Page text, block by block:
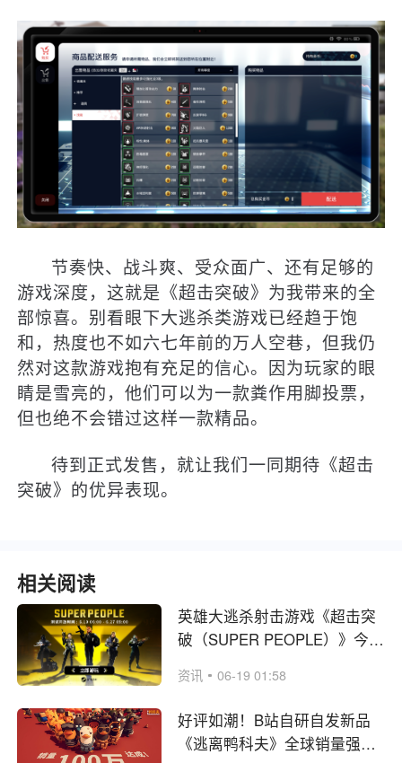
节奏快、战斗爽、受众面广、还有足够的
游戏深度，这就是《超击突破》为我带来的全
部惊喜。别看眼下大逃杀类游戏已经趋于饱
和，热度也不如六七年前的万人空巷，但我仍
然对这款游戏抱有充足的信心。因为玩家的眼
睛是雪亮的，他们可以为一款粪作用脚投票，
但也绝不会错过这样一款精品。
待到正式发售，就让我们一同期待《超击
突破》的优异表现。
相关阅读
英雄大逃杀射击游戏《超击突
破（SUPER PEOPLE）》今日
资讯 06-19 01:58
好评如潮！B站自研自发新品
《逃离鸭科夫》全球销量强势